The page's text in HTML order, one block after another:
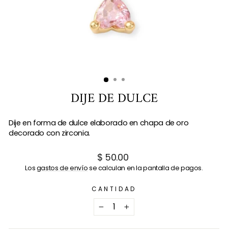
DIJE DE DULCE
Dije en forma de dulce elaborado en chapa de oro
decorado con zirconia.
Precio
habitual
$ 50.00
Losgastos de envíose calculan en la pantalla de pagos.
CANTIDAD
− +